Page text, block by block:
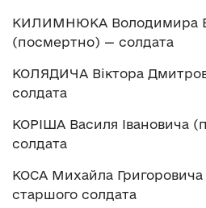
КИЛИМНЮКА Володимира
(посмертно) — солдата
КОЛЯДИЧА Віктора
солдата
КОРІША Василя Івановича
солдата
КОСА Михайла
старшого солдата